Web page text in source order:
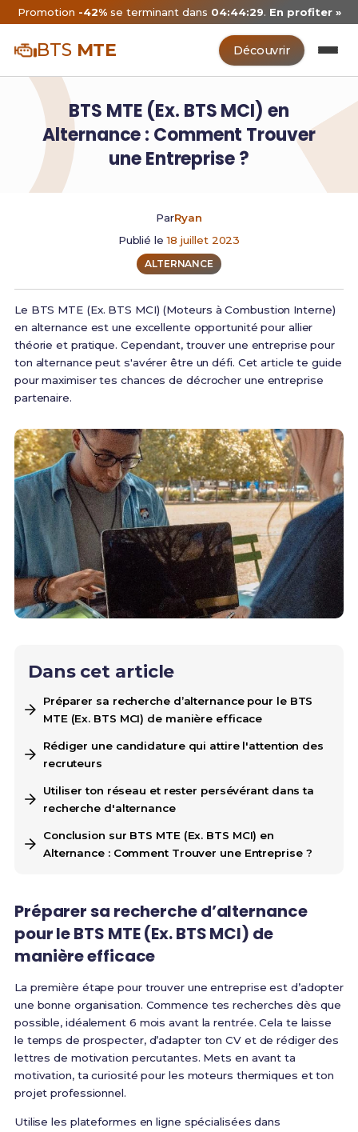
Promotion -42%se terminant dans 04:44:29. En profiter »
BTS MTE Découvrir
BTS MTE (Ex. BTS MCI) en
Alternance : Comment Trouver
une Entreprise ?
ParRyan
Publié le18 juillet 2023
ALTERNANCE
Le BTS MTE (Ex. BTS MCI) (Moteurs à Combustion Interne)
en alternance est une excellente opportunité pour allier
théorie et pratique. Cependant, trouver une entreprise pour
ton alternance peut s'avérer être un défi. Cet article te guide
pour maximiser tes chances de décrocher une entreprise
partenaire.
Dans cet article
Préparer sa recherche d’alternance pour le BTS
MTE (Ex. BTS MCI) de manière efficace
Rédiger une candidature qui attire l'attention des
recruteurs
Utiliser ton réseau et rester persévérant dans ta
recherche d'alternance
Conclusion sur BTS MTE (Ex. BTS MCI) en
Alternance : Comment Trouver une Entreprise ?
Préparer sa recherche d’alternance
pour le BTS MTE (Ex. BTS MCI) de
manière efficace
La première étape pour trouver une entreprise est d’adopter
une bonne organisation. Commence tes recherches dès que
possible, idéalement 6 mois avant la rentrée. Cela te laisse
le temps de prospecter, d’adapter ton CV et de rédiger des
lettres de motivation percutantes. Mets en avant ta
motivation, ta curiosité pour les moteurs thermiques et ton
projet professionnel.
Utilise les plateformes en ligne spécialisées dans